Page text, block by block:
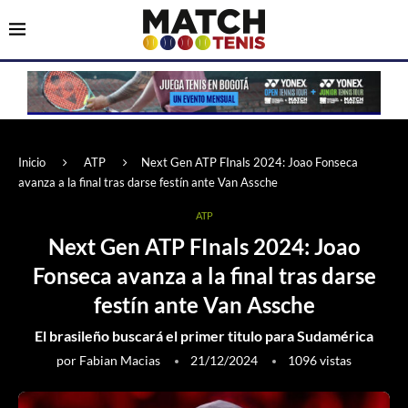
Inicio ATP
Next Gen ATP FInals 2024: Joao Fonseca
avanza a la final tras darse festín ante Van Assche
ATP
Next Gen ATP FInals 2024: Joao
Fonseca avanza a la final tras darse
festín ante Van Assche
El brasileño buscará el primer titulo para Sudamérica
por Fabian Macias 21/12/2024 1096vistas